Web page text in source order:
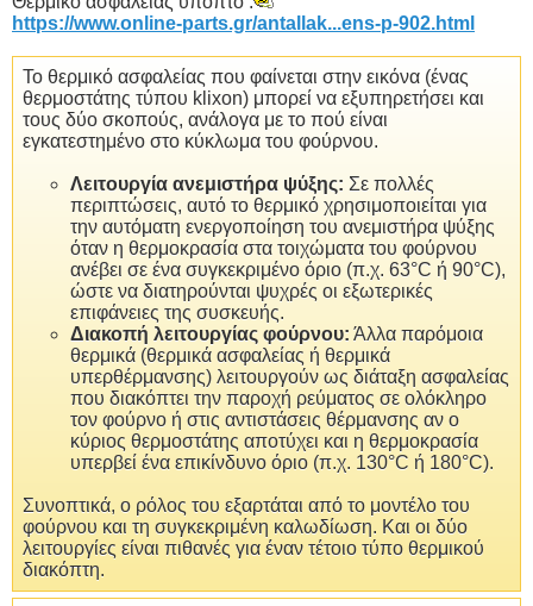
https://www.online-parts.gr/antallak...ens-p-902.html
Το θερμικό ασφαλείας που φαίνεται στην εικόνα (ένας
θερμοστάτης τύπου klixon) μπορεί να εξυπηρετήσει και
τους δύο σκοπούς, ανάλογα με το πού είναι
εγκατεστημένο στο κύκλωμα του φούρνου.
Λειτουργία ανεμιστήρα ψύξης: Σε πολλές
περιπτώσεις, αυτό το θερμικό χρησιμοποιείται για
την αυτόματη ενεργοποίηση του ανεμιστήρα ψύξης
όταν η θερμοκρασία στα τοιχώματα του φούρνου
ανέβει σε ένα συγκεκριμένο όριο (π.χ. 63°C ή 90°C),
ώστε να διατηρούνται ψυχρές οι εξωτερικές
επιφάνειες της συσκευής.
Διακοπή λειτουργίας φούρνου: Άλλα παρόμοια
θερμικά (θερμικά ασφαλείας ή θερμικά
υπερθέρμανσης) λειτουργούν ως διάταξη ασφαλείας
που διακόπτει την παροχή ρεύματος σε ολόκληρο
τον φούρνο ή στις αντιστάσεις θέρμανσης αν ο
κύριος θερμοστάτης αποτύχει και η θερμοκρασία
υπερβεί ένα επικίνδυνο όριο (π.χ. 130°C ή 180°C).
Συνοπτικά, ο ρόλος του εξαρτάται από το μοντέλο του
φούρνου και τη συγκεκριμένη καλωδίωση. Και οι δύο
λειτουργίες είναι πιθανές για έναν τέτοιο τύπο θερμικού
διακόπτη.